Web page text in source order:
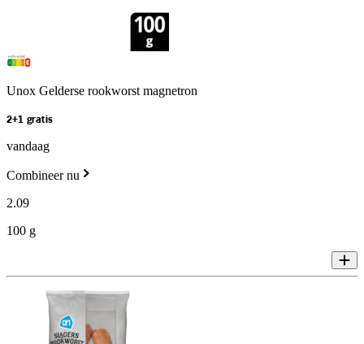
Unox Gelderse rookworst magnetron
2+1 gratis
vandaag
Combineer nu
2.09
100 g